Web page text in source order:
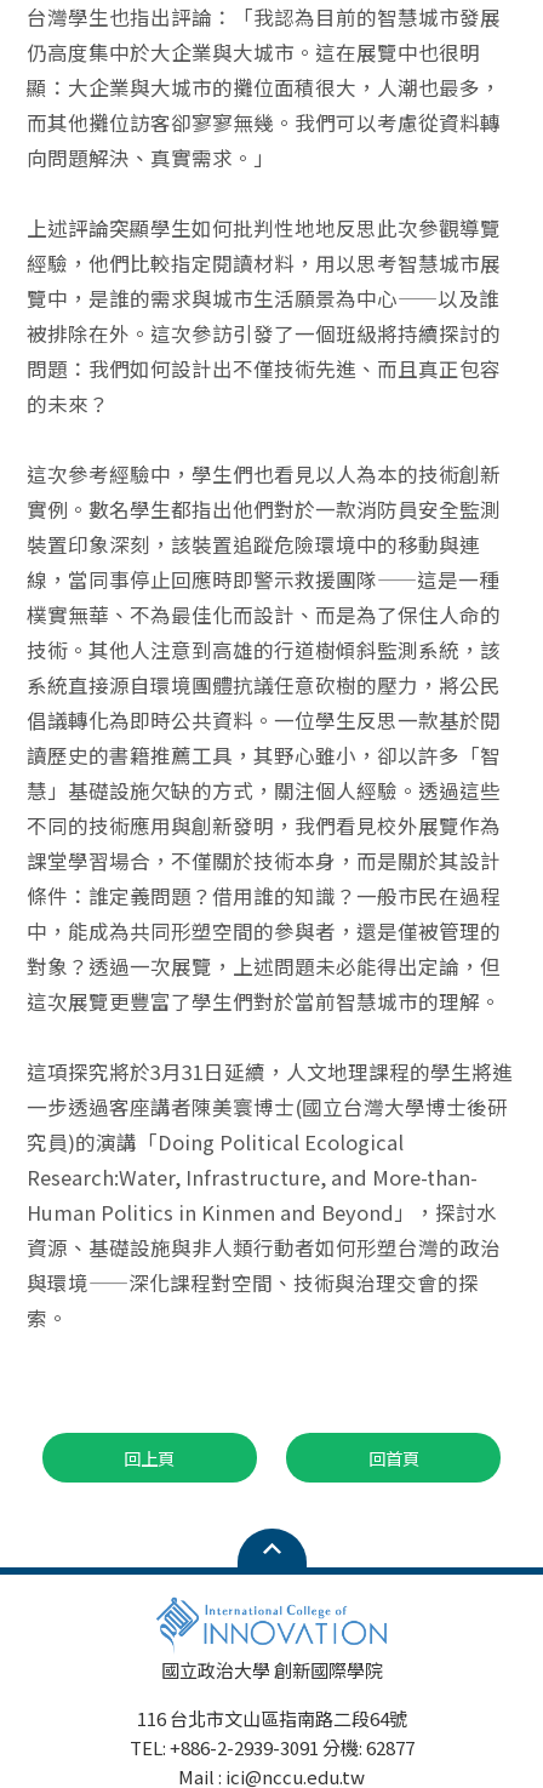
台灣學生也指出評論：「我認為目前的智慧城市發展
仍高度集中於大企業與大城市。這在展覽中也很明
顯：大企業與大城市的攤位面積很大，人潮也最多，
而其他攤位訪客卻寥寥無幾。我們可以考慮從資料轉
向問題解決、真實需求。」
上述評論突顯學生如何批判性地地反思此次參觀導覽
經驗，他們比較指定閱讀材料，用以思考智慧城市展
覽中，是誰的需求與城市生活願景為中心——以及誰
被排除在外。這次參訪引發了一個班級將持續探討的
問題：我們如何設計出不僅技術先進、而且真正包容
的未來？
這次參考經驗中，學生們也看見以人為本的技術創新
實例。數名學生都指出他們對於一款消防員安全監測
裝置印象深刻，該裝置追蹤危險環境中的移動與連
線，當同事停止回應時即警示救援團隊——這是一種
樸實無華、不為最佳化而設計、而是為了保住人命的
技術。其他人注意到高雄的行道樹傾斜監測系統，該
系統直接源自環境團體抗議任意砍樹的壓力，將公民
倡議轉化為即時公共資料。一位學生反思一款基於閱
讀歷史的書籍推薦工具，其野心雖小，卻以許多「智
慧」基礎設施欠缺的方式，關注個人經驗。透過這些
不同的技術應用與創新發明，我們看見校外展覽作為
課堂學習場合，不僅關於技術本身，而是關於其設計
條件：誰定義問題？借用誰的知識？一般市民在過程
中，能成為共同形塑空間的參與者，還是僅被管理的
對象？透過一次展覽，上述問題未必能得出定論，但
這次展覽更豐富了學生們對於當前智慧城市的理解。
這項探究將於3月31日延續，人文地理課程的學生將進
一步透過客座講者陳美寰博士(國立台灣大學博士後研
究員)的演講「Doing Political Ecological
Research:Water, Infrastructure, and More-than-
Human Politics in Kinmen and Beyond」，探討水
資源、基礎設施與非人類行動者如何形塑台灣的政治
與環境——深化課程對空間、技術與治理交會的探
索。
回上頁 回首頁
國立政治大學 創新國際學院
116 台北市文山區指南路二段64號
TEL: +886-2-2939-3091 分機: 62877
Mail : ici@nccu.edu.tw